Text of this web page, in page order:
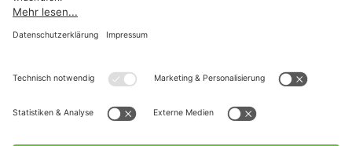
STADIONTOUR - DIE FC-
STADIONTOUR
Mittwoch, 19.08.2026
11:00
StadionTouren im RheinEnergieSTADION